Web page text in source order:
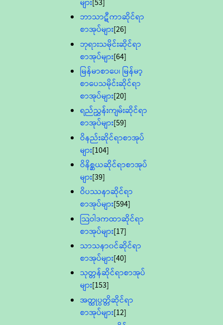
များ[53]
ဘာသာဋီကာဆိုင်ရာ
စာအုပ်များ[26]
ဘုရားသမိုင်းဆိုင်ရာ
စာအုပ်များ[64]
မြန်မာစာပေ၊ မြန်မာ့
စာပေသမိုင်းဆိုင်ရာ
စာအုပ်များ[20]
ရည်ညွှန်းကျမ်းဆိုင်ရာ
စာအုပ်များ[59]
ဝိနည်းဆိုင်ရာစာအုပ်
များ[104]
ဝိနိစ္ဆယဆိုင်ရာစာအုပ်
များ[39]
ဝိပဿနာဆိုင်ရာ
စာအုပ်များ[594]
သြဝါဒကထာဆိုင်ရာ
စာအုပ်များ[17]
သာသနာ၀င်ဆိုင်ရာ
စာအုပ်များ[40]
သုတ္တန်ဆိုင်ရာစာအုပ်
များ[153]
အတ္ထုပ္ပတ္တိဆိုင်ရာ
စာအုပ်များ[12]